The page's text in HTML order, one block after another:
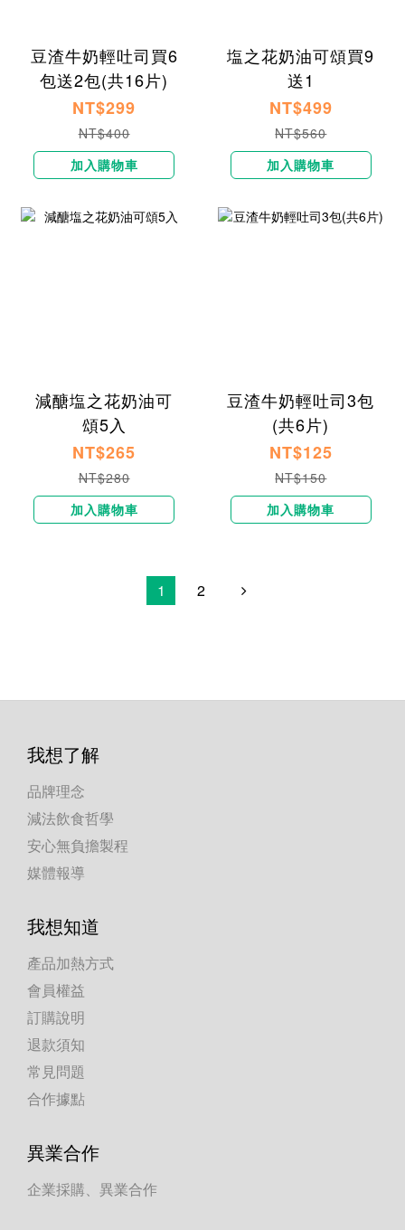
豆渣牛奶輕吐司買6
包送2包(共16片)
NT$299
NT$400
加入購物車
塩之花奶油可頌買9
送1
NT$499
NT$560
加入購物車
減醣塩之花奶油可
頌5入
NT$265
NT$280
加入購物車
豆渣牛奶輕吐司3包
(共6片)
NT$125
NT$150
加入購物車
1 2
我想了解
品牌理念
減法飲食哲學
安心無負擔製程
媒體報導
我想知道
產品加熱方式
會員權益
訂購說明
退款須知
常見問題
合作據點
異業合作
企業採購、異業合作